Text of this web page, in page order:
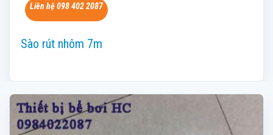
Liên hệ 098 402 2087
Sào rút nhôm 7m